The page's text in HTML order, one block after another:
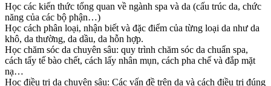
Học các kiến thức tổng quan về ngành spa và da (cấu trúc da, chức
năng của các bộ phận…)
Học cách phân loại, nhận biết và đặc điểm của từng loại da như da
khô, da thường, da dầu, da hỗn hợp.
Học chăm sóc da chuyên sâu: quy trình chăm sóc da chuẩn spa,
cách tẩy tế bào chết, cách lấy nhân mụn, cách pha chế và đắp mặt
nạ…
Học điều trị da chuyên sâu: Các vấn đề trên da và cách điều trị đúng